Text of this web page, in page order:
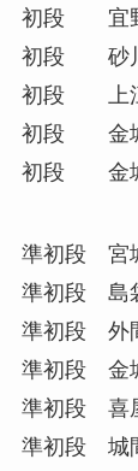
初段 宜
初段 砂
初段 上
初段 金
初段 金
準初段
準初段
準初段
準初段
準初段 喜
準初段 城